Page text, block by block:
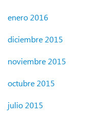
enero 2016
diciembre 2015
noviembre 2015
octubre 2015
julio 2015